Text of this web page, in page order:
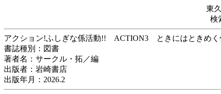
東
検
アクション!ふしぎな係活動!! ACTION3 とき
書誌種別：図書
著者名：サークル・拓／編
出版者：岩崎書店
出版年月：2026.2